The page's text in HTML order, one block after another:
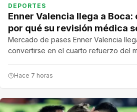
DEPORTES
Enner Valencia llega a
por qué su revisión médica
Mercado de pases Enner Valencia
convertirse en el cuarto refuerzo del
Hace 7 horas